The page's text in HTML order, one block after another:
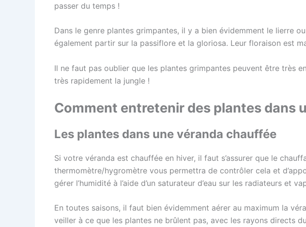
passer du temps !
Dans le genre plantes grimpantes, il y a bien évidemment le lierre
également partir sur la passiflore et la gloriosa. Leur floraison est
Il ne faut pas oublier que les plantes grimpantes peuvent être très
très rapidement la jungle !
Comment entretenir des plantes dans
Les plantes dans une véranda chauffée
Si votre véranda est chauffée en hiver, il faut s’assurer que le
thermomètre/hygromètre vous permettra de contrôler cela et
gérer l’humidité à l’aide d’un saturateur d’eau sur les radiateurs et
En toutes saisons, il faut bien évidemment aérer au maximum la
veiller à ce que les plantes ne brûlent pas, avec les rayons directs